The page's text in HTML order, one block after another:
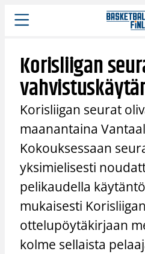
Siirry
sisältöön
Korisliigan
Korisliigan seurat
maanantaina
Kokouksessaan
yksimielisesti
pelikaudella
mukaisesti
ottelupöytäkirjaan
kolme sellaista